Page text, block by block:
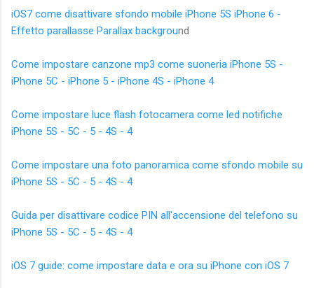
iOS7 come disattivare sfondo mobile iPhone 5S iPhone 6 -
Effetto parallasse Parallax background
Come impostare canzone mp3 come suoneria iPhone 5S -
iPhone 5C - iPhone 5 - iPhone 4S - iPhone 4
Come impostare luce flash fotocamera come led notifiche
iPhone 5S - 5C - 5 - 4S - 4
Come impostare una foto panoramica come sfondo mobile su
iPhone 5S - 5C - 5 - 4S - 4
Guida per disattivare codice PIN all'accensione del telefono su
iPhone 5S - 5C - 5 - 4S - 4
iOS 7 guide: come impostare data e ora su iPhone con iOS 7